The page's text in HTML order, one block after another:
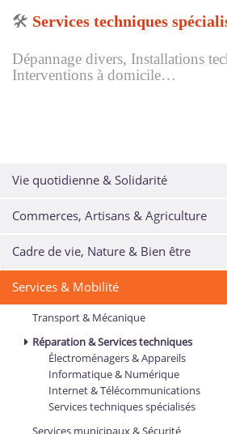
🛠️ Services techniques
Dépannage divers, Installations
Interventions à domicile…
Vie quotidienne & Solidarité
Commerces, Artisans & Agriculture
Cadre de vie, Nature & Bien être
Services & Mobilité
Transport & Mécanique
Réparation & Services techniques
Électroménagers & Appareils
Informatique & Numérique
Internet & Télécommunications
Services techniques spécialisés
Services municipaux & Sécurité